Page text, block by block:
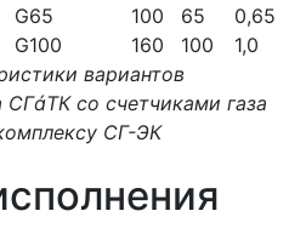
G65 100 65
0,65
G100 160 100
1,0
вариантов
со счетчиками газа
СГ-ЭК